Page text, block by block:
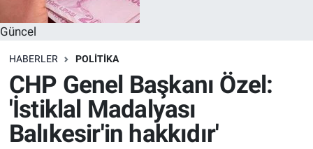
Güncel
HABERLER POLITIKA
CHP Genel Başkanı Özel:
'İstiklal Madalyası
Balıkesir'in hakkıdır'